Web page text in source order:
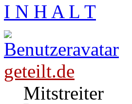
I N H A L T
geteilt.de
Mitstreiter